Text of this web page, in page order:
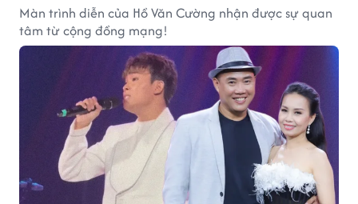
Màn trình diễn của Hồ Văn Cường nhận được sự quan
tâm từ cộng đồng mạng!